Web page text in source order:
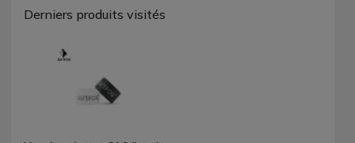
Derniers produits visités